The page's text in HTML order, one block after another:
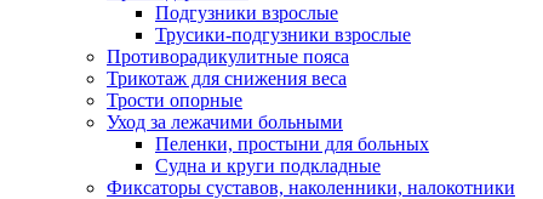
Подгузники взрослые
Трусики-подгузники взрослые
Противорадикулитные пояса
Трикотаж для снижения веса
Трости опорные
Уход за лежачими больными
Пеленки, простыни для больных
Судна и круги подкладные
Фиксаторы суставов, наколенники, налокотники